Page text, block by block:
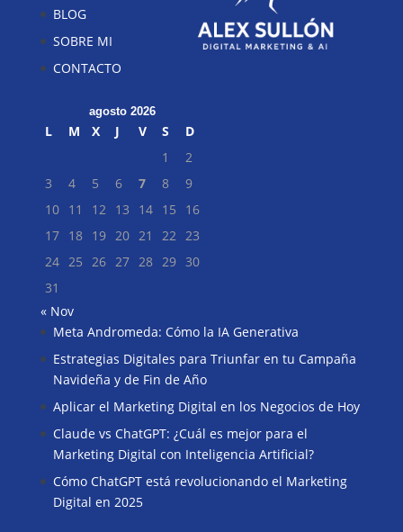
BLOG
SOBRE MI
CONTACTO
agosto 2026
L M X J V S
D
1
2
3
4 5 6 7 8
9
10 11 12 13 14 15
16
17 18 19 20 21 22 23
24 25 26 27 28 29 30
31
« Nov
Meta Andromeda: Cómo la IA Generativa
Estrategias Digitales para Triunfar en tu Campaña
Navideña y de Fin de Año
Aplicar el Marketing Digital en los Negocios de Hoy
Claude vs ChatGPT: ¿Cuál es mejor para el
Marketing Digital con Inteligencia Artificial?
Cómo ChatGPT está revolucionando el Marketing
Digital en 2025